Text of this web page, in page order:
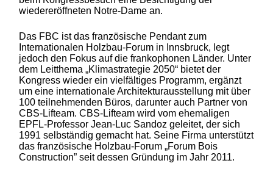
wiedereröffneten Notre-Dame an.
Das FBC ist das französische Pendant zum
Internationalen Holzbau-Forum in Innsbruck, legt
jedoch den Fokus auf die frankophonen Länder. Unter
dem Leitthema „Klimastrategie 2050“ bietet der
Kongress wieder ein vielfältiges Programm, ergänzt
um eine internationale Architekturausstellung mit über
100 teilnehmenden Büros, darunter auch Partner von
CBS-Lifteam. CBS-Lifteam wird vom ehemaligen
EPFL-Professor Jean-Luc Sandoz geleitet, der sich
1991 selbständig gemacht hat. Seine Firma unterstützt
das französische Holzbau-Forum „Forum Bois
Construction” seit dessen Gründung im Jahr 2011.